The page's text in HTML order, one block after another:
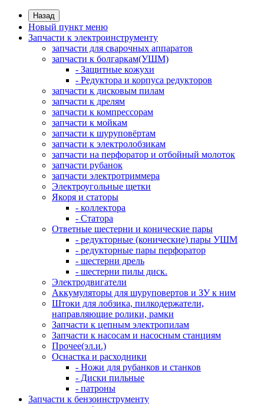
Назад
Новый пункт меню
Запчасти к электроинструменту
запчасти для сварочных аппаратов
запчасти к болгаркам(УШМ)
- Защитные кожухи
- Редуктора и корпуса редукторов
запчасти к дисковым пилам
запчасти к дрелям
запчасти к компрессорам
запчасти к мойкам
запчасти к шуруповёртам
запчасти к электролобзикам
запчасти на перфоратор и отбойный молоток
запчасти рубанок
запчасти электротриммера
Электроугольные щетки
Якоря и статоры
- коллектора
- Статора
Ответные шестерни и конические пары
- редукторные (конические) пары УШМ
- редукторные пары перфоратор
- шестерни дрель
- шестерни пилы диск.
Электродвигатели
Аккумуляторы для шуруповертов и ЗУ к ним
Штоки для лобзика, пилкодержатели,
направляющие ролики, рамки
Запчасти к цепным электропилам
Запчасти к насосам и насосным станциям
Прочее(эл.и.)
Оснастка и расходники
- Ножи для рубанков и станков
- Диски пильные
- патроны
Запчасти к бензоинструменту